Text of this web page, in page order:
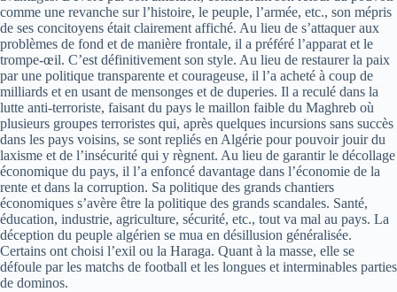
comme une revanche sur l’histoire, le peuple, l’armée, etc., son mépris
de ses concitoyens était clairement affiché. Au lieu de s’attaquer aux
problèmes de fond et de manière frontale, il a préféré l’apparat et le
trompe-œil. C’est définitivement son style. Au lieu de restaurer la paix
par une politique transparente et courageuse, il l’a acheté à coup de
milliards et en usant de mensonges et de duperies. Il a reculé dans la
lutte anti-terroriste, faisant du pays le maillon faible du Maghreb où
plusieurs groupes terroristes qui, après quelques incursions sans succès
dans les pays voisins, se sont repliés en Algérie pour pouvoir jouir du
laxisme et de l’insécurité qui y règnent. Au lieu de garantir le décollage
économique du pays, il l’a enfoncé davantage dans l’économie de la
rente et dans la corruption. Sa politique des grands chantiers
économiques s’avère être la politique des grands scandales. Santé,
éducation, industrie, agriculture, sécurité, etc., tout va mal au pays. La
déception du peuple algérien se mua en désillusion généralisée.
Certains ont choisi l’exil ou la Haraga. Quant à la masse, elle se
défoule par les matchs de football et les longues et interminables parties
de dominos.